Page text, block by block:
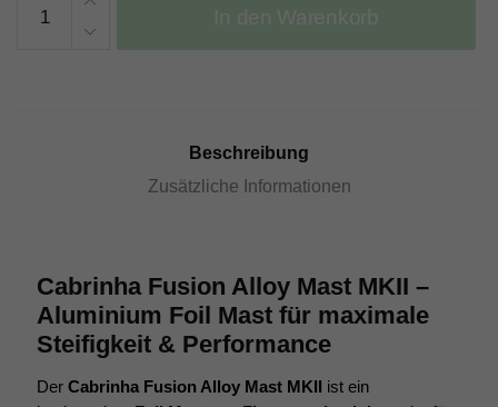
FUSION
In den Warenkorb
Beschreibung
Zusätzliche Informationen
Cabrinha Fusion Alloy Mast MKII –
Aluminium Foil Mast für maximale
Steifigkeit & Performance
Der Cabrinha Fusion Alloy Mast MKII ist ein